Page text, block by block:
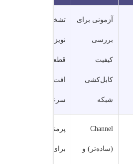
آزمونی برای
بررسی
کیفیت
کابل‌کشی
شبکه
تشخیص
نویز،
قطعی و
افت
سرعت
Channel
(ساده‌تر) و
پرمننت
برای